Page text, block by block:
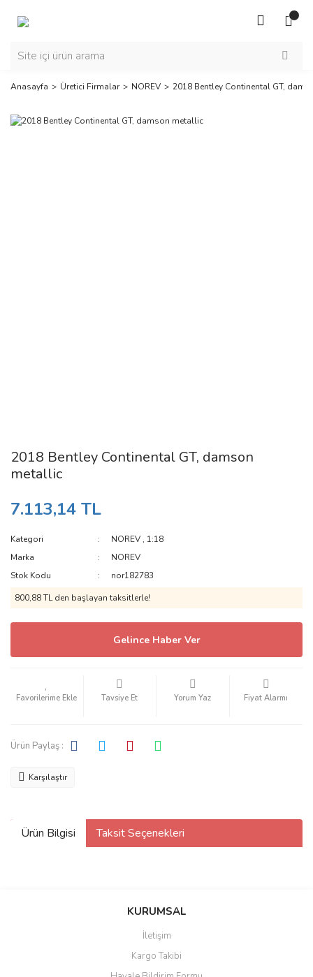
Anasayfa Üretici Firmalar NOREV 2018 Bentley Continental GT,
2018 Bentley Continental GT, damson
metallic
7.113,14 TL
Kategori NOREV , 1:18
Marka
NOREV
Stok Kodu
nor182783
800,88 TL den başlayan taksitlerle!
Gelince Haber Ver
Tavsiye Et Yorum Yaz Fiyat Alarmı
Ürün Paylaş :
Karşılaştır
Ürün Bilgisi Taksit Seçenekleri
KURUMSAL
İletişim
Kargo Takibi